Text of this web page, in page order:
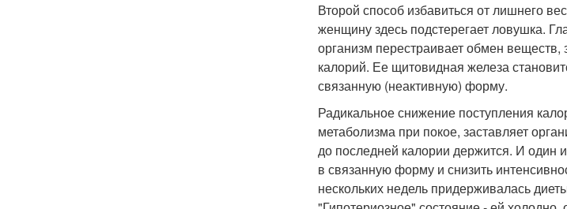
Второй способ избавиться от лишнего
женщину здесь подстерегает ловушка.
организм перестраивает обмен
калорий. Ее щитовидная железа
связанную (неактивную) форму.
Радикальное снижение поступления
метаболизма при покое, заставляет
до последней калории держится. И один
в связанную форму и снизить
нескольких недель придерживалась